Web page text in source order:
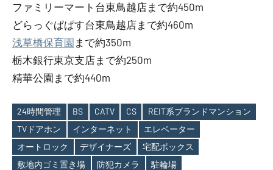
ファミリーマート台東鳥越店まで約450m
どらっぐぱぱす台東鳥越店まで約460m
浅草橋保育園 まで約350m
栃木銀行東京支店まで約250m
精華公園まで約440m
Tags
24時間管理 BS CATV CS
REIT系ブランドマンション
TVドアホン
インターネット
エレベーター
オートロック
デザイナーズ
宅配ボックス
敷地内ゴミ置き場
防犯カメラ 駐輪場